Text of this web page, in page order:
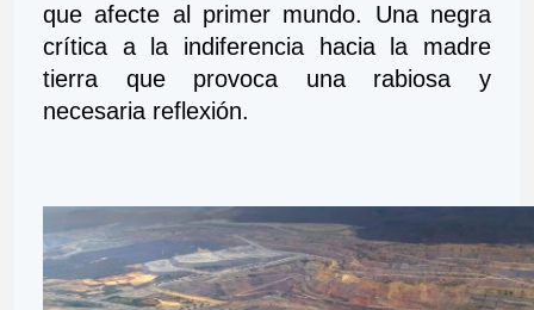
que afecte al primer mundo. Una negra
crítica a la indiferencia hacia la madre
tierra que provoca una rabiosa y
necesaria reflexión.